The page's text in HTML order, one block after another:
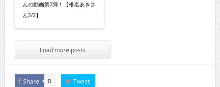
んの動画第2弾！【椎名あきさ
ん2/2】
Load more posts
Share 0 Tweet